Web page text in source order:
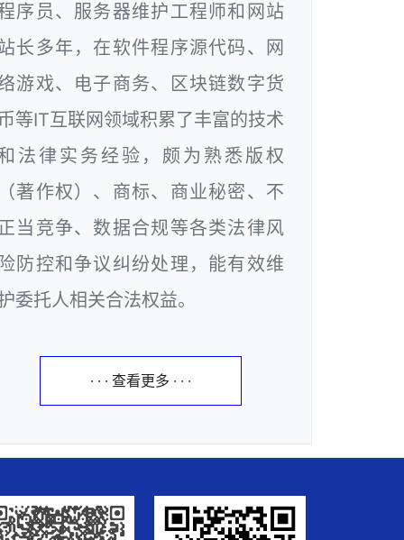
序员、服务器维护工程师和网站
长多年，在软件程序源代码、网
游戏、电子商务、区块链数字货
等IT互联网领域积累了丰富的技术
法律实务经验，颇为熟悉版权
著作权）、商标、商业秘密、不
当竞争、数据合规等各类法律风
防控和争议纠纷处理，能有效维
委托人相关合法权益。
· · · 查看更多 · · ·